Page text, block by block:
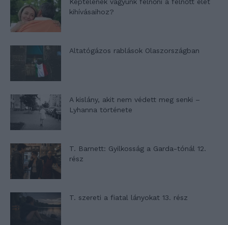
kihívásaihoz?
Altatógázos rablások Olaszországban
A kislány, akit nem védett meg senki –
Lyhanna története
T. Barnett: Gyilkosság a Garda-tónál 12.
rész
T. szereti a fiatal lányokat 13. rész